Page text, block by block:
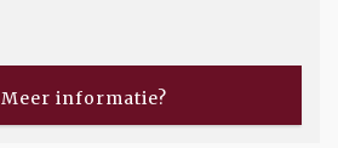
Meer informatie?